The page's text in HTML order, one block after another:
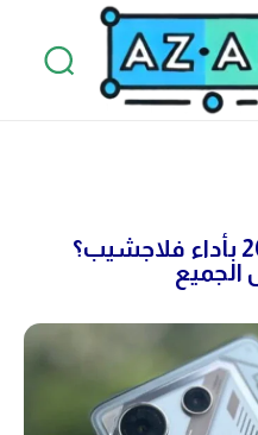
أرخص هاتف للألعاب 2025 بأداء فلاجشيب؟